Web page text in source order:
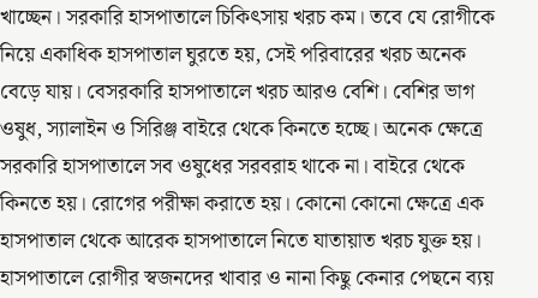
খাচ্ছেন। সরকারি হাসপাতালে চিকিৎসায় খরচ কম। তবে যে রোগীকে
নিয়ে একাধিক হাসপাতাল ঘুরতে হয়, সেই পরিবারের খরচ অনেক
বেড়ে যায়। বেসরকারি হাসপাতালে খরচ আরও বেশি। বেশির ভাগ
ওষুধ, স্যালাইন ও সিরিঞ্জ বাইরে থেকে কিনতে হচ্ছে। অনেক ক্ষেত্রে
সরকারি হাসপাতালে সব ওষুধের সরবরাহ থাকে না। বাইরে থেকে
কিনতে হয়। রোগের পরীক্ষা করাতে হয়। কোনো কোনো ক্ষেত্রে এক
হাসপাতাল থেকে আরেক হাসপাতালে নিতে যাতায়াত খরচ যুক্ত হয়।
হাসপাতালে রোগীর স্বজনদের খাবার ও নানা কিছু কেনার পেছনে ব্যয়